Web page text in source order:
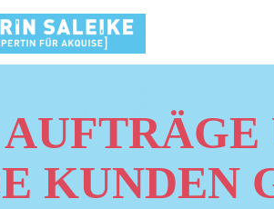
KUNDEN